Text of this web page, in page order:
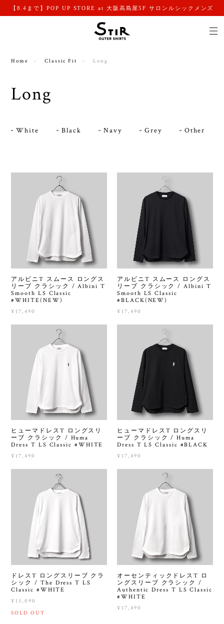
【8.4まで】POP UP STORE at 大阪高島屋5F サロンルシックメンズ
Home Classic Fit Long
Long
White Black Navy Grey Other
アルビニT スムース ロングス
リーブ クラシック / Albini T
Smooth LS Classic
#WHITE(NEW)
¥17,490
アルビニT スムース ロングス
リーブ クラシック / Albini T
Smooth LS Classic
#BLACK(NEW)
¥17,490
ヒューマドレスT ロングスリ
ーブ クラシック / Huma
Dress T LS Classic #WHITE
¥17,490
ヒューマドレスT ロングスリ
ーブ クラシック / Huma
Dress T LS Classic #BLACK
¥17,490
ドレスT ロングスリーブ クラ
シック / The Dress T LS
Classic #WHITE
¥13,090
SOLD OUT
オーセンティックドレスT ロ
ングスリーブ クラシック /
Authentic Dress T LS Classic
#WHITE
¥17,490